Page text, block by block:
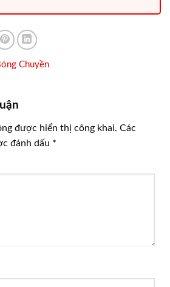
Chuyền
được hiển thị công khai. Các
đánh dấu *